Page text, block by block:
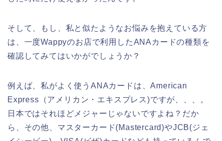
そして、もし、私と似たようなお悩みを抱えている方
は、一度Wappyのお店で利用したANAカードの種類を
確認してみてはいかがでしょうか？
例えば、私がよく使うANAカードは、American
Express（アメリカン・エキスプレス)ですが、、、。
日本ではそれほどメジャーじゃないですよね？だか
ら、その他、マスターカード(Mastercard)やJCB(ジェ